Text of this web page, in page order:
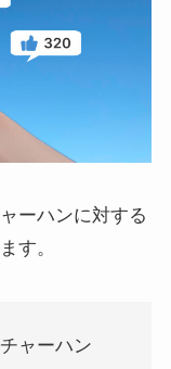
ーハンに対する
す。
ャーハン